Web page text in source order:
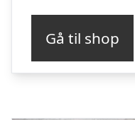
Gå til shop